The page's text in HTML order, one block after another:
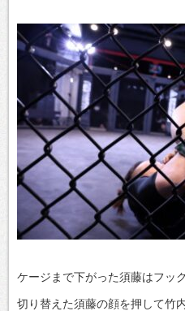
ケージまで下がった須藤はフッ
切り替えた須藤の顔を押して竹